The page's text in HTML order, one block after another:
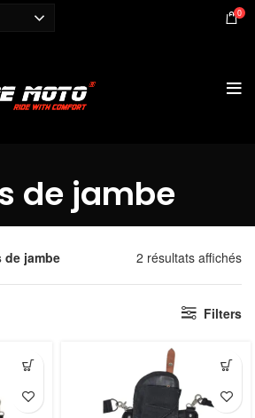
0
de jambe
de jambe 2 résultats affichés
Filters